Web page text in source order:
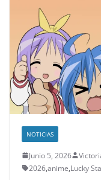
NOTICIAS
Junio 5, 2026
2026,anime,Lucky